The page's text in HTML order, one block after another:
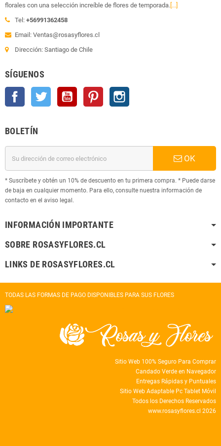
florales con una selección increíble de flores de temporada. [...]
Tel: +56991362458
Email: Ventas@rosasyflores.cl
Dirección: Santiago de Chile
SÍGUENOS
Facebook Twitter YouTube Pinterest
BOLETÍN
OK
* Suscríbete y obtén un 10% de descuento en tu primera compra. * Puede darse
de baja en cualquier momento. Para ello, consulte nuestra información de
contacto en el aviso legal.
INFORMACIÓN IMPORTANTE
SOBRE ROSASYFLORES.CL
LINKS DE ROSASYFLORES.CL
TODAS LAS FORMAS DE PAGO DISPONIBLES PARA SUS FLORES
Sitio Web 100% Seguro Para Comprar
Candado Verde en Navegador
Entregas Rápidas y Puntuales
Sitio Web Adaptable Pc Tablet Móvil
Todos los Derechos Reservados
www.rosasyflores.cl 2026